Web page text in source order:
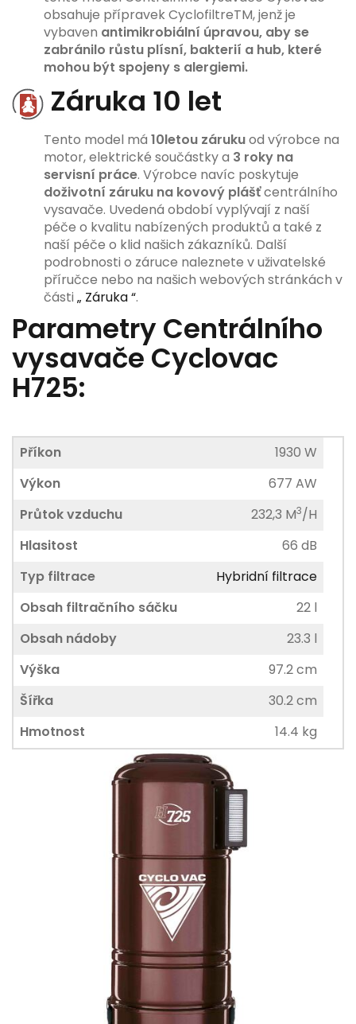
obsahuje přípravek CyclofiltreTM, jenž je
vybaven antimikrobiální úpravou, aby se
zabránilo růstu plísní, bakterií a hub, které
mohou být spojeny s alergiemi.
Záruka 10 let
Tento model má 10letou zárukuod výrobce na
motor, elektrické součástky a 3 roky na
servisní práce. Výrobce navíc poskytuje
doživotní záruku na kovový plášťcentrálního
vysavače. Uvedená období vyplývají z naší
péče o kvalitu nabízených produktů a také z
naší péče o klid našich zákazníků. Další
podrobnosti o záruce naleznete v uživatelské
příručce nebo na našich webových stránkách v
části „ Záruka “.
Parametry Centrálního
vysavače Cyclovac
H725:
Příkon
1930 W
Výkon
677 AW
Průtok vzduchu
232,3 M3/H
Hlasitost
66 dB
Typ filtrace
Hybridní filtrace
Obsah filtračního sáčku
22 l
Obsah nádoby
23.3 l
Výška
97.2 cm
Šířka
30.2 cm
Hmotnost
14.4 kg